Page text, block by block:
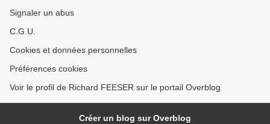
Signaler un abus
C.G.U.
Cookies et données personnelles
Préférences cookies
Voir le profil de Richard FEESER sur le portail Overblog
Créer un blog sur Overblog